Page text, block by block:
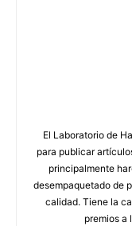
El Laboratorio de
para publicar
principalmente
desempaquetado de
calidad. Tiene la
premios a